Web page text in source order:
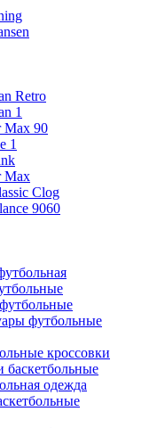
Retro
1
Max 90
1
Max
Clog
9060
футбольные
кроссовки
баскетбольные
одежда